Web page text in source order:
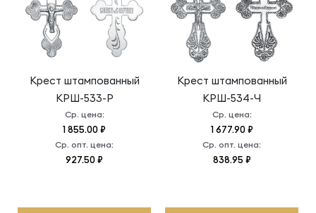
Крест штампованный
КРШ-533-Р
Ср. цена:
1 855.00 ₽
Ср. опт. цена:
927.50 ₽
Крест штампованный
КРШ-534-Ч
Ср. цена:
1 677.90 ₽
Ср. опт. цена:
838.95 ₽